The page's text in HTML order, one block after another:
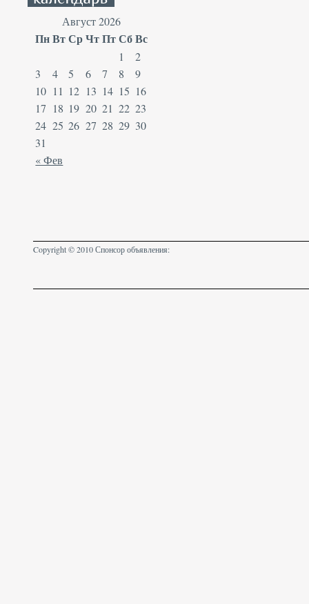
Август 2026
ПнВтСрЧтПтСбВс
« Фев
1
2
3
4 5 6 7 8
9
10 11 12 13 14 15 16
17 18 19 20 21 22 23
24 25 26 27 28 29 30
31
Copyright © 2010 Спонсор объявления: